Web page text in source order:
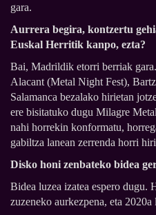
gara.
Aurrera begira, kontzertu
Euskal Herritik kanpo, ezta?
Bai, Madrildik etorri berriak
Alacant (Metal Night Fest),
Salamanca bezalako hirietan
ere bisitatuko dugu Milagre
nahi horrekin konformatu,
gabiltza lanean zerrenda horri
Disko honi zenbateko bidea
Bidea luzea izatea espero dugu.
zuzeneko aurkezpena, eta